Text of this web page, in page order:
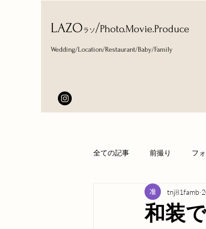
​LAZOラソ/Photo.Movie.Produce
Wedding/Location/Restaurant/Baby/Family
全ての記事 前撮り フ
和装
tnj81famb